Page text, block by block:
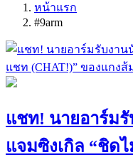
หน้าแรก
#9arm
แชท! นายอาร์มรั
แจมซิงเกิล “ชิด